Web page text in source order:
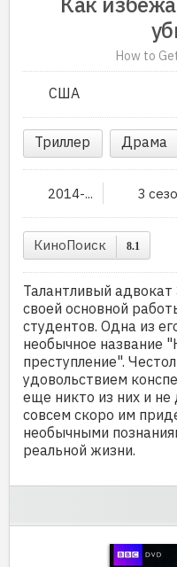
How to
США
Триллер Драма
2014-... 3
КиноПоиск 8.1
Талантливый
своей основной
студентов. Одна из
необычное название
преступление".
удовольствием
еще никто из них и
совсем скоро им
необычными
реальной жизни.